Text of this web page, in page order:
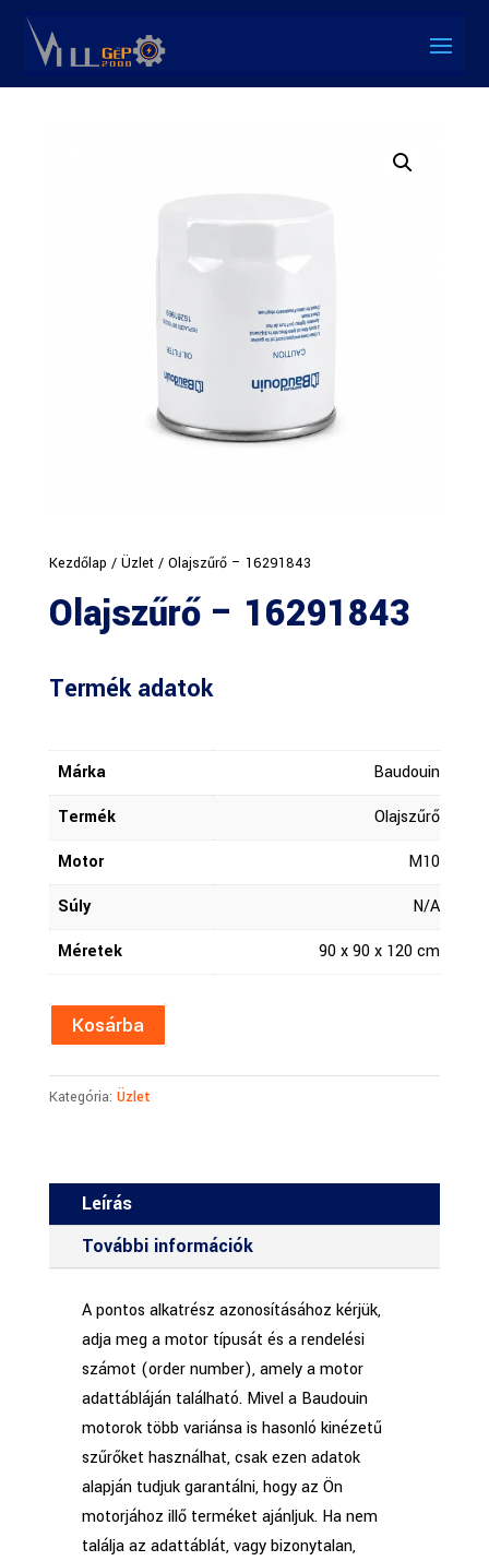
Kezdőlap / Üzlet/ Olajszűrő – 16291843
Olajszűrő – 16291843
Termék adatok
Márka
Baudouin
Termék
Olajszűrő
Motor
M10
Súly
N/A
Méretek
90 x 90 x 120 cm
Kosárba
Kategória: Üzlet
Leírás
További információk
A pontos alkatrész azonosításához kérjük,
adja meg a motor típusát és a rendelési
számot (order number), amely a motor
adattábláján található. Mivel a Baudouin
motorok több variánsa is hasonló kinézetű
szűrőket használhat, csak ezen adatok
alapján tudjuk garantálni, hogy az Ön
motorjához illő terméket ajánljuk. Ha nem
találja az adattáblát, vagy bizonytalan,